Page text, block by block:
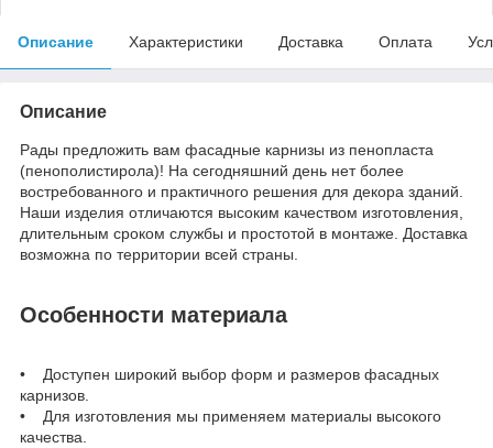
Описание Характеристики Доставка Оплата
Описание
Рады предложить вам фасадные карнизы из пенопласта
(пенополистирола)! На сегодняшний день нет более
востребованного и практичного решения для декора зданий.
Наши изделия отличаются высоким качеством изготовления,
длительным сроком службы и простотой в монтаже. Доставка
возможна по территории всей страны.
Особенности материала
• Доступен широкий выбор форм и размеров фасадных
карнизов.
• Для изготовления мы применяем материалы высокого
качества.